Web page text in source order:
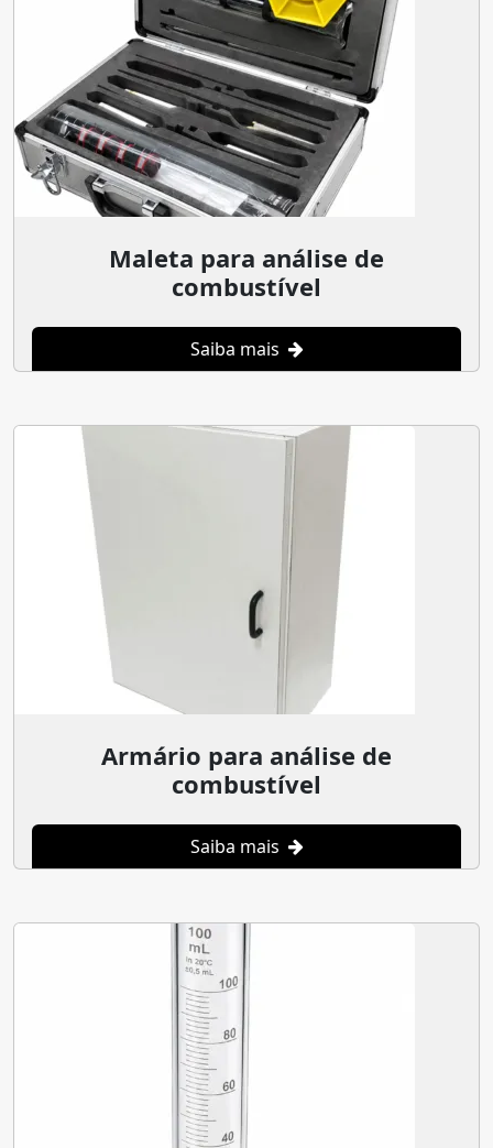
Maleta para análise de
combustível
Saiba mais
Armário para análise de
combustível
Saiba mais